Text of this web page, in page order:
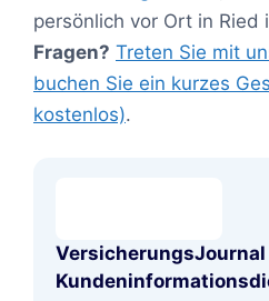
persönlich vor Ort in Ried
Fragen? Treten Sie mit
buchen Sie ein kurzes
kostenlos).
VersicherungsJournal